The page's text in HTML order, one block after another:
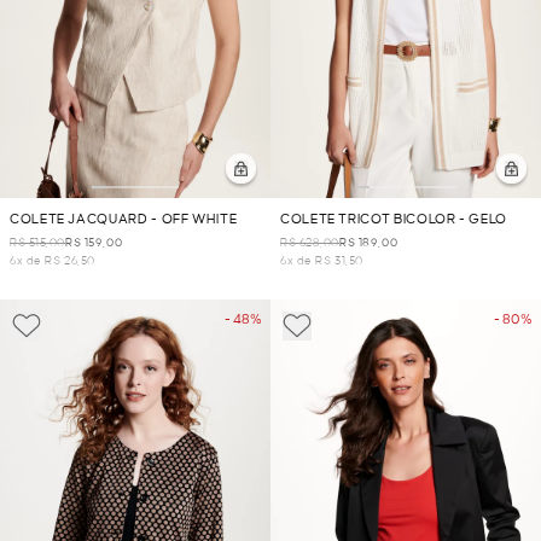
COLETE JACQUARD - OFF WHITE
R$ 515,00R$ 159,00
6x de R$ 26,50
COLETE TRICOT BICOLOR - GELO
R$ 628,00R$ 189,00
6x de R$ 31,50
- 48% - 80%